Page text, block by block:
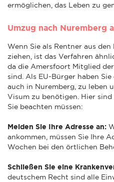
ermöglichen, das Leben zu
Umzug nach Nuremberg
Wenn Sie als Rentner aus
ziehen, ist das Verfahren
da die Amersfoort Mitglied
sind. Als EU-Bürger haben Sie
auch in Nuremberg, zu leben
Visum zu benötigen. Hier
Sie beachten müssen:
Melden Sie Ihre Adresse an:
ankommen, müssen Sie Ihre
Wochen bei den örtlichen
Schließen Sie eine
deutschem Recht sind alle